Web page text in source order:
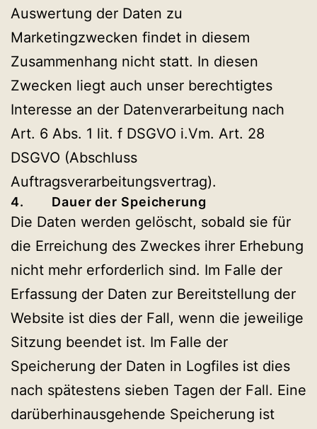
Auswertung der Daten zu
Marketingzwecken findet in diesem
Zusammenhang nicht statt. In diesen
Zwecken liegt auch unser berechtigtes
Interesse an der Datenverarbeitung nach
Art. 6 Abs. 1 lit. f DSGVO i.Vm. Art. 28
DSGVO (Abschluss
Auftragsverarbeitungsvertrag).
4. Dauer der Speicherung
Die Daten werden gelöscht, sobald sie für
die Erreichung des Zweckes ihrer Erhebung
nicht mehr erforderlich sind. Im Falle der
Erfassung der Daten zur Bereitstellung der
Website ist dies der Fall, wenn die jeweilige
Sitzung beendet ist. Im Falle der
Speicherung der Daten in Logfiles ist dies
nach spätestens sieben Tagen der Fall. Eine
darüberhinausgehende Speicherung ist